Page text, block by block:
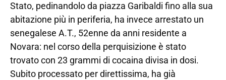
Stato, pedinandolo da piazza Garibaldi fino alla sua
abitazione più in periferia, ha invece arrestato un
senegalese A.T., 52enne da anni residente a
Novara: nel corso della perquisizione è stato
trovato con 23 grammi di cocaina divisa in dosi.
Subito processato per direttissima, ha già